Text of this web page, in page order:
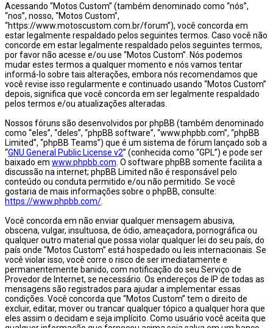
Acessando “Motos Custom” (também denominado como “nós”,
“nos”, nosso, “Motos Custom”,
“https://www.motoscustom.com.br/forum”), você concorda em
estar legalmente respaldado pelos seguintes termos. Caso você não
concorde em estar legalmente respaldado pelos seguintes termos,
por favor não acesse e/ou use “Motos Custom”. Nós podemos
mudar estes termos a qualquer momento e nós vamos tentar
informá-lo sobre tais alterações, embora nós recomendamos que
você revise isso regularmente e continuado usando “Motos Custom”
depois, significa que você concorda em ser legalmente respaldado
pelos termos e/ou atualizações alteradas.
Nossos fóruns são desenvolvidos por phpBB (também denominado
como “eles”, “deles”, “phpBB software”, “www.phpbb.com”, “phpBB
Limited”, “phpBB Teams”) que é um sistema de fórum lançado sob a
“GNU General Public License v2” (conhecida como “GPL”) e pode ser
baixado em www.phpbb.com . O software phpBB somente facilita a
discussão na internet; phpBB Limited não é responsável pelo
conteúdo ou conduta permitido e/ou não permitido. Se você
gostaria de mais informações sobre o phpBB, consulte:
https://www.phpbb.com/
Você concorda em não enviar qualquer mensagem abusiva,
obscena, vulgar, insultuosa, de ódio, ameaçadora, pornográfica ou
qualquer outro material que possa violar qualquer lei do seu país, do
país onde “Motos Custom” está hospedado ou leis internacionais. Se
você violar isso, você corre o risco de ser imediatamente e
permanentemente banido, com notificação do seu Serviço de
Provedor de Internet, se necessário. Os endereços de IP de todas as
mensagens são registrados para ajudar a implementar essas
condições. Você concorda que “Motos Custom” tem o direito de
excluir, editar, mover ou trancar qualquer tópico a qualquer hora que
eles assim o decidam e seja implícito. Como usuário você aceita que